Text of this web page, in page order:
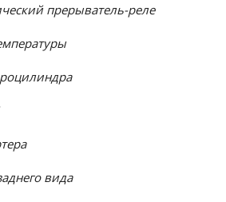
прерыватель-реле
вида